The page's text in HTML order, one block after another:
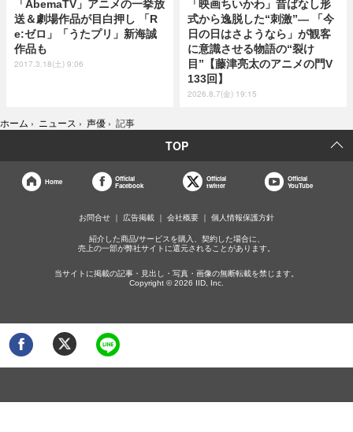
「AbemaTV」アニメの一挙放
送＆劇場作品が目白押し 「R
e:ゼロ」「うたプリ」新海誠
作品も
2017.3.18(土) 9:06
「映画ちいかわ」昔ばなし形
式から逸脱した“刺激”― 「今
日の日はさようなら」が観客
に意識させる物語の“裂け
目”【藤津亮太のアニメの門V
133回】
2026.8.7(金) 19:15
ホーム › ニュース › 声優 › 記事
TOP
Home
Official
Facebook
Official
twitter
Official
YouTube
お問合せ 広告掲載 会社概要 個人情報保護方針
紹介した商品/サービスを購入、契約した場合に、
売上の一部が弊社サイトに還元されることがあります。
当サイトに掲載の記事・見出し・写真・画像の無断転載を禁じます。
Copyright © 2026 IID, Inc.